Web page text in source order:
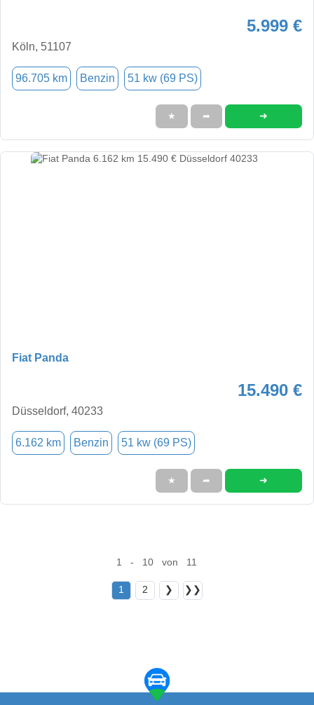
5.999 €
Köln, 51107
96.705 km Benzin 51 kw (69 PS)
★ ➦ ➜
Fiat Panda
15.490 €
Düsseldorf, 40233
6.162 km Benzin 51 kw (69 PS)
★ ➦ ➜
1 - 10 von 11
1 2 ❯ ❯❯